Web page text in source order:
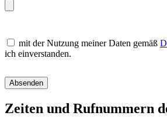
mit der Nutzung meiner Daten gemäß
ich einverstanden.
Absenden
Zeiten und Rufnummern